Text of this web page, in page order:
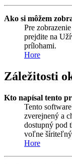
Ako si môžem
Pre
prejdite na
prílohami.
Hore
Záležitosti
Kto napísal tento
Tento
zverejnený a
dostupný pod
voľne
Hore